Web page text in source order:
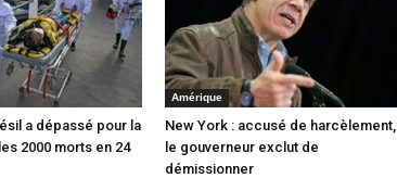
a dépassé pour la
2000 morts en 24
Amérique
New York : accusé de harcèlement,
le gouverneur exclut de
démissionner